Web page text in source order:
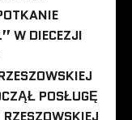
W DIECEZJI
POSŁUGĘ